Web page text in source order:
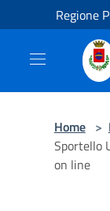
Salta al contenuto
Regione
Home >
Sportello
on line